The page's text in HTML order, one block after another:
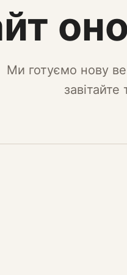
Ми готуємо нову
завітайте